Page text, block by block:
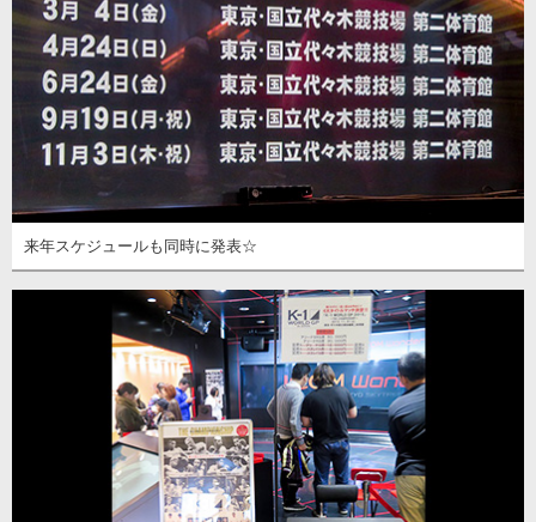
来年スケジュールも同時に発表☆